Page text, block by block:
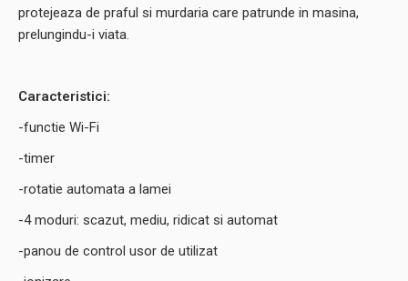
protejeaza de praful si murdaria care patrunde in masina,
prelungindu-i viata.
Caracteristici:
-functie Wi-Fi
-timer
-rotatie automata a lamei
-4 moduri: scazut, mediu, ridicat si automat
-panou de control usor de utilizat